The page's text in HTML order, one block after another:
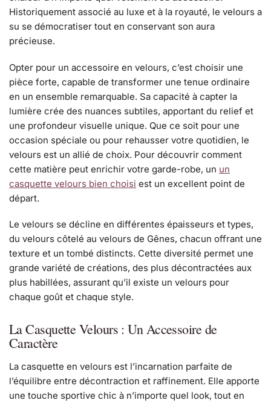
Historiquement associé au luxe et à la royauté, le velours a
su se démocratiser tout en conservant son aura
précieuse.
Opter pour un accessoire en velours, c’est choisir une
pièce forte, capable de transformer une tenue ordinaire
en un ensemble remarquable. Sa capacité à capter la
lumière crée des nuances subtiles, apportant du relief et
une profondeur visuelle unique. Que ce soit pour une
occasion spéciale ou pour rehausser votre quotidien, le
velours est un allié de choix. Pour découvrir comment
cette matière peut enrichir votre garde-robe, un un
casquette velours bien choisi est un excellent point de
départ.
Le velours se décline en différentes épaisseurs et types,
du velours côtelé au velours de Gênes, chacun offrant une
texture et un tombé distincts. Cette diversité permet une
grande variété de créations, des plus décontractées aux
plus habillées, assurant qu’il existe un velours pour
chaque goût et chaque style.
La Casquette Velours : Un Accessoire de
Caractère
La casquette en velours est l’incarnation parfaite de
l’équilibre entre décontraction et raffinement. Elle apporte
une touche sportive chic à n’importe quel look, tout en